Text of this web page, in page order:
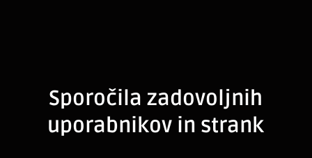
Sporočila zadovoljnih
uporabnikov in strank